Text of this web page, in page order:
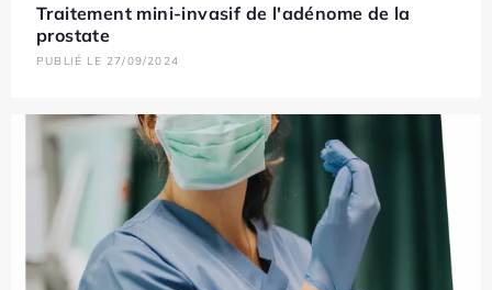
Traitement mini-invasif de l'adénome de la
prostate
PUBLIÉ LE 27/09/2024